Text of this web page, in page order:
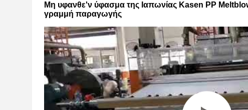
Μη υφανθε'ν ύφασμα της Ιαπωνίας Kasen PP
γραμμή παραγωγής